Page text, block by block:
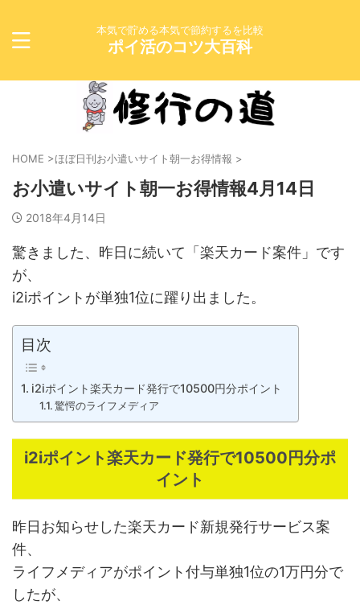
本気で貯める本気で節約するを比較
ポイ活のコツ大百科
HOME >ほぼ日刊お小遣いサイト朝一お得情報 >
お小遣いサイト朝一お得情報4月14日
2018年4月14日
驚きました、昨日に続いて「楽天カード案件」です
が、
i2iポイントが単独1位に躍り出ました。
目次
i2iポイント楽天カード発行で10500円分ポイント
驚愕のライフメディア
i2iポイント楽天カード発行で10500円分ポ
イント
昨日お知らせした楽天カード新規発行サービス案
件、
ライフメディアがポイント付与単独1位の1万円分で
したが、